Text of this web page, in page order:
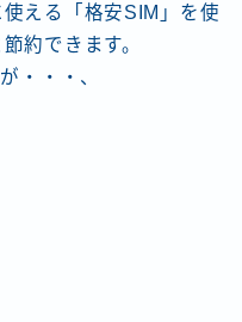
える「格安SIM」を使
約できます。
・・・、